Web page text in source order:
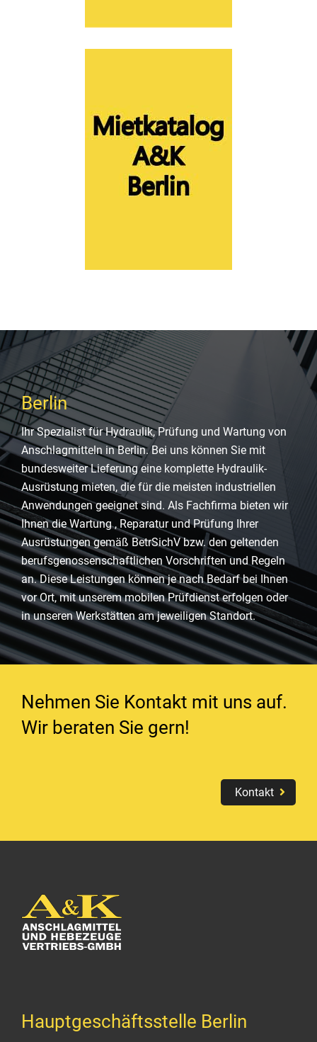
Berlin
Ihr Spezialist für Hydraulik, Prüfung und Wartung von
Anschlagmitteln in Berlin. Bei uns können Sie mit
bundesweiter Lieferung eine komplette Hydraulik-
Ausrüstung mieten, die für die meisten industriellen
Anwendungen geeignet sind. Als Fachfirma bieten wir
Ihnen die Wartung , Reparatur und Prüfung Ihrer
Ausrüstungen gemäß BetrSichV bzw. den geltenden
berufsgenossenschaftlichen Vorschriften und Regeln
an. Diese Leistungen können je nach Bedarf bei Ihnen
vor Ort, mit unserem mobilen Prüfdienst erfolgen oder
in unseren Werkstätten am jeweiligen Standort.
Nehmen Sie Kontakt mit uns auf.
Wir beraten Sie gern!
Kontakt
Hauptgeschäftsstelle Berlin